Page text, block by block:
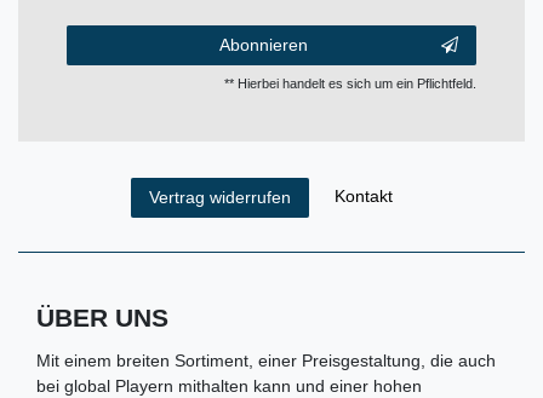
Abonnieren
** Hierbei handelt es sich um ein Pflichtfeld.
Vertrag widerrufen Kontakt
ÜBER UNS
Mit einem breiten Sortiment, einer Preisgestaltung, die auch
bei global Playern mithalten kann und einer hohen